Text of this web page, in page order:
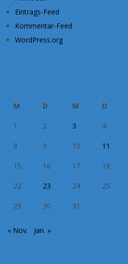
Eintrags-Feed
Kommentar-Feed
WordPress.org
M D M D
1 2 3 4
8 9 10 11
15 16 17 18
22 23 24 25
29 30 31
« Nov. Jan. »